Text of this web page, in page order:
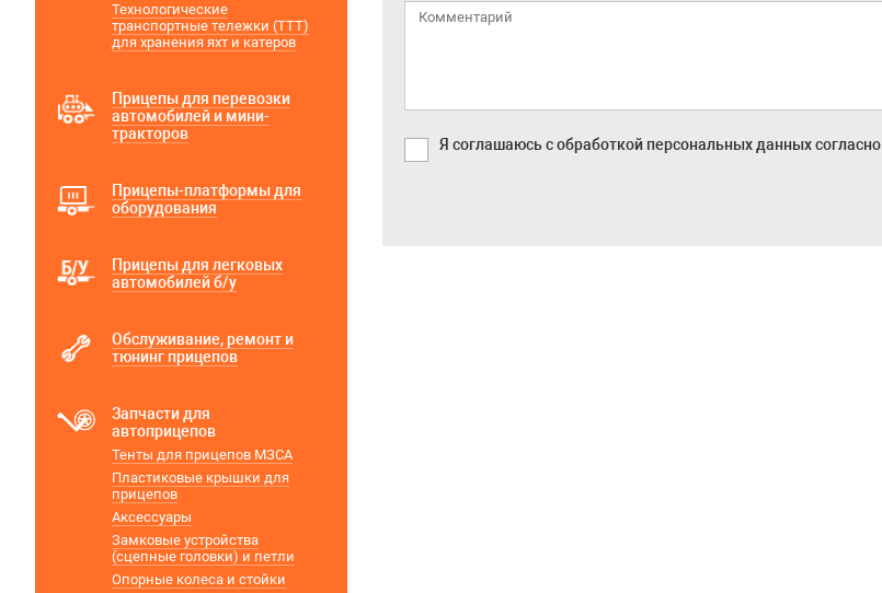
Я соглашаюсь с обработкой персональных данных согласно
Технологические
транспортные тележки (ТТТ)
для хранения яхт и катеров
Прицепы для перевозки
автомобилей и мини-
тракторов
Прицепы-платформы для
оборудования
Прицепы для легковых
автомобилей б/у
Обслуживание, ремонт и
тюнинг прицепов
Запчасти для
автоприцепов
Тенты для прицепов МЗСА
Пластиковые крышки для
прицепов
Аксессуары
Замковые устройства
(сцепные головки) и петли
Опорные колеса и стойки